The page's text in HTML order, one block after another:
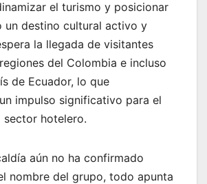
el turismo y posicionar
un destino cultural activo y
la llegada de visitantes
del Colombia e incluso
de Ecuador, lo que
impulso significativo para el
hotelero.
aún no ha confirmado
nombre del grupo, todo apunta